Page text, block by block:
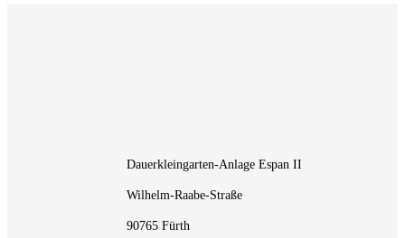
Dauerkleingarten-Anlage Espan II
Wilhelm-Raabe-Straße
90765 Fürth